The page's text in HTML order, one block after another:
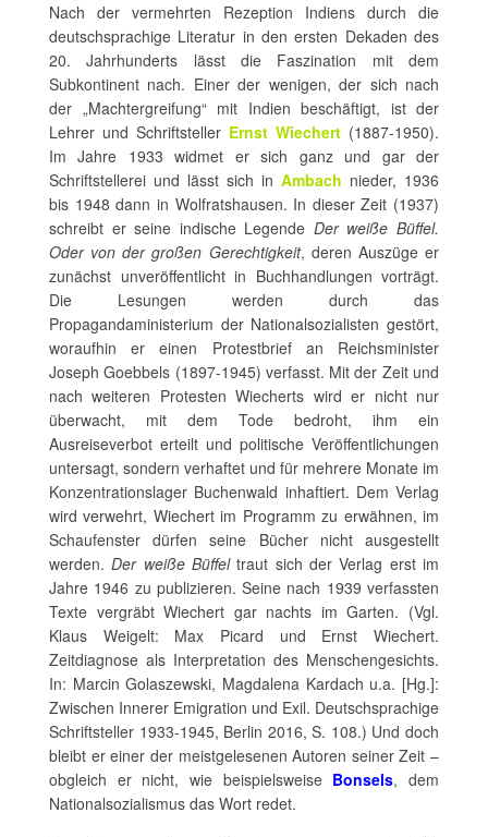
Nach der vermehrten Rezeption Indiens durch die
deutschsprachige Literatur in den ersten Dekaden des
20. Jahrhunderts lässt die Faszination mit dem
Subkontinent nach. Einer der wenigen, der sich nach
der „Machtergreifung“ mit Indien beschäftigt, ist der
Lehrer und Schriftsteller Ernst Wiechert (1887-1950).
Im Jahre 1933 widmet er sich ganz und gar der
Schriftstellerei und lässt sich in Ambach nieder, 1936
bis 1948 dann in Wolfratshausen. In dieser Zeit (1937)
schreibt er seine indische Legende Der weiße Büffel.
Oder von der großen Gerechtigkeit, deren Auszüge er
zunächst unveröffentlicht in Buchhandlungen vorträgt.
Die Lesungen werden durch das
Propagandaministerium der Nationalsozialisten gestört,
woraufhin er einen Protestbrief an Reichsminister
Joseph Goebbels (1897-1945) verfasst. Mit der Zeit und
nach weiteren Protesten Wiecherts wird er nicht nur
überwacht, mit dem Tode bedroht, ihm ein
Ausreiseverbot erteilt und politische Veröffentlichungen
untersagt, sondern verhaftet und für mehrere Monate im
Konzentrationslager Buchenwald inhaftiert. Dem Verlag
wird verwehrt, Wiechert im Programm zu erwähnen, im
Schaufenster dürfen seine Bücher nicht ausgestellt
werden.Der weiße Büffeltraut sich der Verlag erst im
Jahre 1946 zu publizieren. Seine nach 1939 verfassten
Texte vergräbt Wiechert gar nachts im Garten. (Vgl.
Klaus Weigelt: Max Picard und Ernst Wiechert.
Zeitdiagnose als Interpretation des Menschengesichts.
In: Marcin Golaszewski, Magdalena Kardach u.a. [Hg.]:
Zwischen Innerer Emigration und Exil. Deutschsprachige
Schriftsteller 1933-1945, Berlin 2016, S. 108.) Und doch
bleibt er einer der meistgelesenen Autoren seiner Zeit –
obgleich er nicht, wie beispielsweise Bonsels, dem
Nationalsozialismus das Wort redet.